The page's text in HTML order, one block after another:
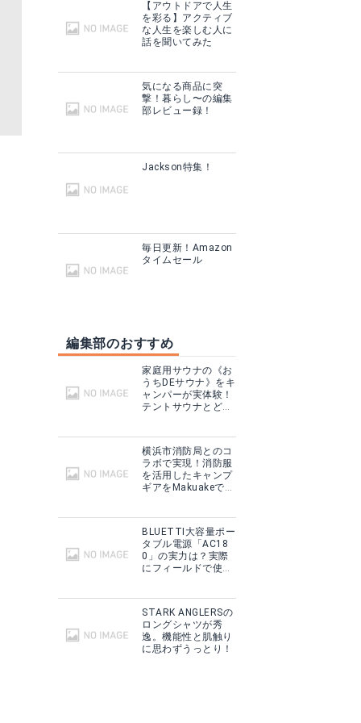
【アウトドアで人生
を彩る】アクティブ
な人生を楽しむ人に
話を聞いてみた
気になる商品に突
撃！暮らし〜の編集
部レビュー録！
Jackson特集！
毎日更新！Amazon
タイムセール
編集部のおすすめ
家庭用サウナの《お
うちDEサウナ》をキ
ャンパーが実体験！
テントサウナとどこ
横浜市消防局とのコ
ラボで実現！消防服
を活用したキャンプ
ギアをMakuakeで予
BLUETTI大容量ポー
タブル電源「AC18
0」の実力は？実際
にフィールドで使用
STARK ANGLERSの
ロングシャツが秀
逸。機能性と肌触り
に思わずうっとり！